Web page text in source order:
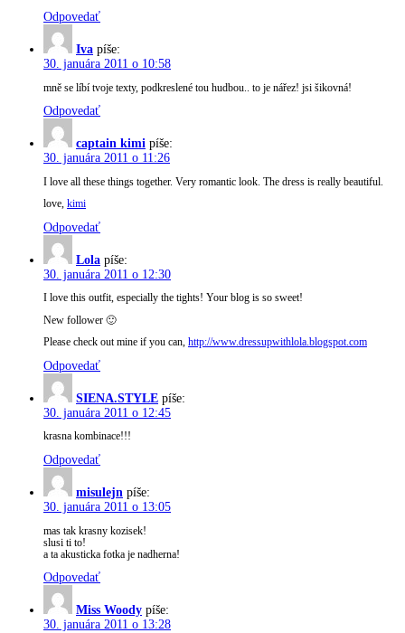
Odpovedať
Iva píše:
30. januára 2011 o 10:58
mně se líbí tvoje texty, podkreslené tou hudbou.. to je nářez! jsi šikovná!
Odpovedať
captain kimi píše:
30. januára 2011 o 11:26
I love all these things together. Very romantic look. The dress is really beautiful.
love, kimi
Odpovedať
Lola píše:
30. januára 2011 o 12:30
I love this outfit, especially the tights! Your blog is so sweet!
New follower 🙂
Please check out mine if you can, http://www.dressupwithlola.blogspot.com
Odpovedať
SIENA.STYLE píše:
30. januára 2011 o 12:45
krasna kombinace!!!
Odpovedať
misulejn píše:
30. januára 2011 o 13:05
mas tak krasny kozisek!
slusi ti to!
a ta akusticka fotka je nadherna!
Odpovedať
Miss Woody píše:
30. januára 2011 o 13:28